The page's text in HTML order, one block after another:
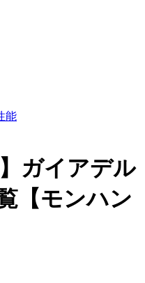
能
ガイアデル
【モンハン